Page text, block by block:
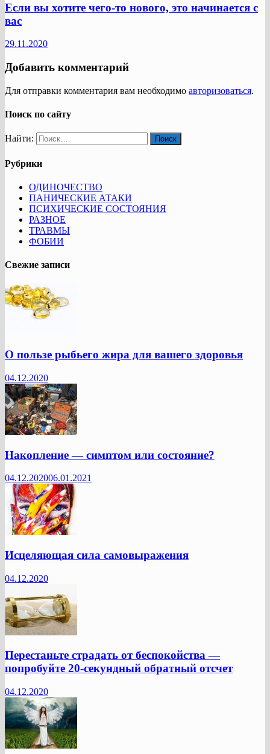
Если вы хотите чего-то нового, это начинается с
вас
29.11.2020
Добавить комментарий
Для отправки комментария вам необходимо авторизоваться.
Поиск по сайту
Найти:
Рубрики
ОДИНОЧЕСТВО
ПАНИЧЕСКИЕ АТАКИ
ПСИХИЧЕСКИЕ СОСТОЯНИЯ
РАЗНОЕ
ТРАВМЫ
ФОБИИ
Свежие записи
О пользе рыбьего жира для вашего здоровья
04.12.2020
Накопление — симптом или состояние?
04.12.202006.01.2021
Исцеляющая сила самовыражения
04.12.2020
Перестаньте страдать от беспокойства —
попробуйте 20-секундный обратный отсчет
04.12.2020